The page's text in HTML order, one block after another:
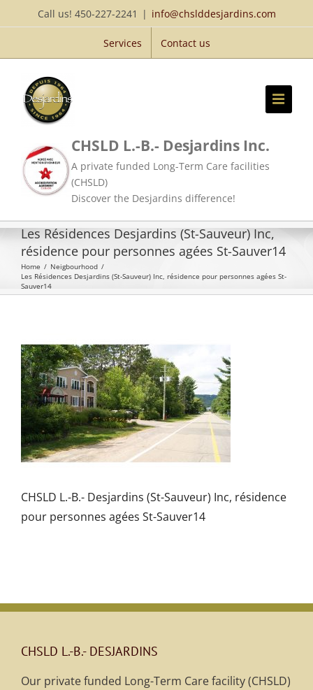
to
Call us! 450-227-2241 | info@chslddesjardins.com
Services Contact us
CHSLD L.-B.- Desjardins Inc.
A private funded Long-Term Care facilities
(CHSLD)
Discover the Desjardins difference!
Les Résidences Desjardins (St-Sauveur) Inc,
résidence pour personnes agées St-Sauver14
Home / Neigbourhood /
Les Résidences Desjardins (St-Sauveur) Inc, résidence pour personnes agées St-
Sauver14
CHSLD L.-B.- Desjardins (St-Sauveur) Inc, résidence
pour personnes agées St-Sauver14
CHSLD L.-B.- DESJARDINS
Our private funded Long-Term Care facility (CHSLD)